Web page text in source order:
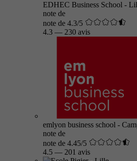
EDHEC Business School -
note de
note de 4.3/5
4.3 — 230 avis
emlyon business school -
note de
note de 4.45/5
4.5 — 201 avis